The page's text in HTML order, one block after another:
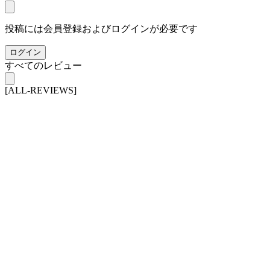
投稿には会員登録およびログインが必要です
ログイン
すべてのレビュー
[ALL-REVIEWS]